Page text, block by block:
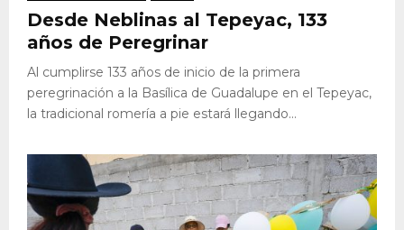
Desde Neblinas al Tepeyac, 133
años de Peregrinar
Al cumplirse 133 años de inicio de la primera
peregrinación a la Basílica de Guadalupe en el Tepeyac,
la tradicional romería a pie estará llegando...